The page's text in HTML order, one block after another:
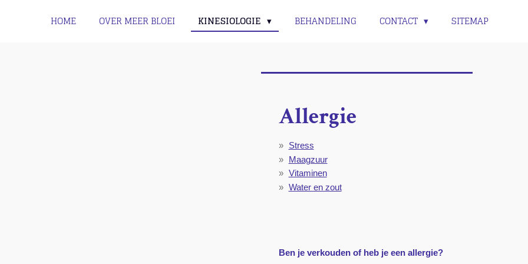
HOME OVER MEER BLOEI KINESIOLOGIE BEHANDELING CONTACT SITEMAP
Allergie
Stress
Maagzuur
Vitaminen
Water en zout
Ben je verkouden of heb je een allergie?